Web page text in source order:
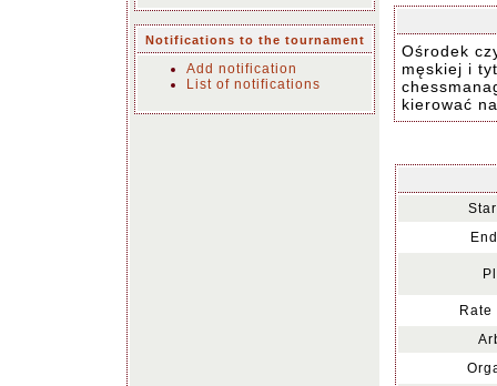
Notifications to the tournament
Add notification
List of notifications
Ośrodek
męskiej i
kierować